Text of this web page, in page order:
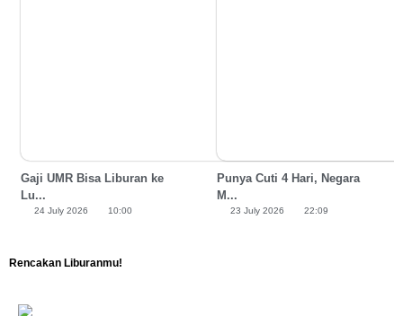
Gaji UMR Bisa Liburan ke
Lu...
24 July 2026 10:00
Punya Cuti 4 Hari, Negara
M...
23 July 2026 22:09
Rencakan Liburanmu!